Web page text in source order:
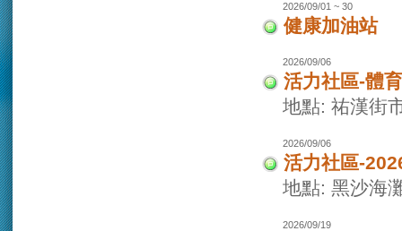
2026/09/01 ~ 30
健康加油站
2026/09/06
活力社區-體
地點: 祐漢街
2026/09/06
活力社區-
地點: 黑沙海
2026/09/19